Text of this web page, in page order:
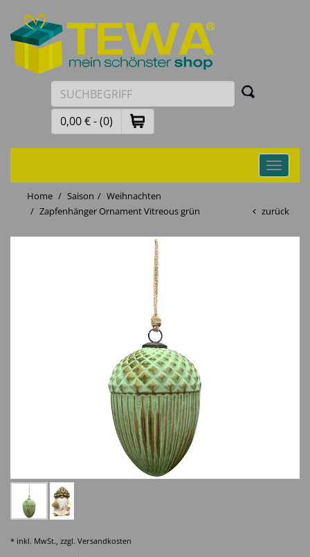
0,00 € - (0)
Toggle
Home
Saison
Weihnachten
Zapfenhänger Ornament Vitreous grün
zurück
* inkl. MwSt., zzgl. Versandkosten